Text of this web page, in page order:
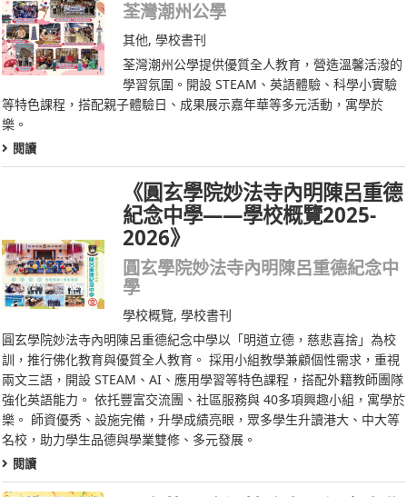
荃灣潮州公學
其他, 學校書刊
荃灣潮州公學提供優質全人教育，營造溫馨活潑的
學習氛圍。開設 STEAM、英語體驗、科學小實驗
等特色課程，搭配親子體驗日、成果展示嘉年華等多元活動，寓學於
樂。
閱讀
《圓玄學院妙法寺內明陳呂重德
紀念中學——學校概覽2025-
2026》
圓玄學院妙法寺內明陳呂重德紀念中
學
學校概覽, 學校書刊
圓玄學院妙法寺內明陳呂重德紀念中學以「明道立德，慈悲喜捨」為校
訓，推行佛化教育與優質全人教育。 採用小組教學兼顧個性需求，重視
兩文三語，開設 STEAM、AI、應用學習等特色課程，搭配外籍教師團隊
強化英語能力。 依托豐富交流團、社區服務與 40多項興趣小組，寓學於
樂。 師資優秀、設施完備，升學成績亮眼，眾多學生升讀港大、中大等
名校，助力學生品德與學業雙修、多元發展。
閱讀